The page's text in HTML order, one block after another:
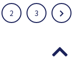
2 3